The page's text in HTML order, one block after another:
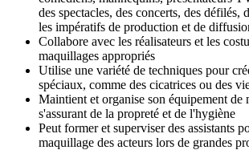
des spectacles, des concerts, des défilés,
les impératifs de production et de
Collabore avec les réalisateurs et les
maquillages appropriés
Utilise une variété de techniques pour
spéciaux, comme des cicatrices ou des
Maintient et organise son équipement de
s'assurant de la propreté et de l'hygiène
Peut former et superviser des assistants
maquillage des acteurs lors de grandes